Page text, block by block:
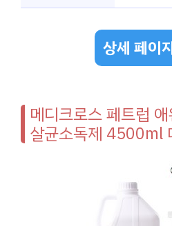
상세 페이
메디크로스 페트럽
살균소독제 4500ml